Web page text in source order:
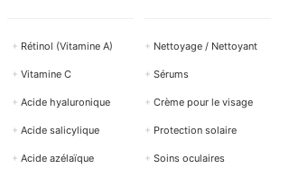
+ Rétinol (Vitamine A) + Nettoyage / Nettoyant
+ Vitamine C + Sérums
+ Acide hyaluronique + Crème pour le visage
+ Acide salicylique + Protection solaire
+ Acide azélaïque + Soins oculaires